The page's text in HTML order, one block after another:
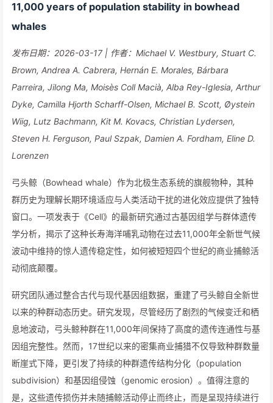
11,000 years of population stability in bowhead
whales
发布日期：2026-03-17 | 作者：Michael V. Westbury, Stuart C.
Brown, Andrea A. Cabrera, Hernán E. Morales, Bárbara
Parreira, Jilong Ma, Moisès Coll Macià, Alba Rey-Iglesia, Arthur
Dyke, Camilla Hjorth Scharff-Olsen, Michael B. Scott, Øystein
Wiig, Lutz Bachmann, Kit M. Kovacs, Christian Lydersen,
Steven H. Ferguson, Paul Szpak, Damien A. Fordham, Eline D.
Lorenzen
弓头鲸（Bowhead whale）作为北极生态系统的旗舰物种，其种
群历史为理解长期环境适应与人类活动干扰的进化效应提供了独特
窗口。一项发表于《Cell》的最新研究通过古基因组学与群体遗传
学分析，揭示了这种长寿海洋哺乳动物在过去11,000年全新世气候
波动中维持的惊人遗传稳定性，如何被短短四个世纪的商业捕鲸活
动彻底颠覆。
研究团队通过整合古代与现代基因组数据，重建了弓头鲸自全新世
以来的种群动态历史。研究发现，尽管经历了剧烈的气候变迁和栖
息地波动，弓头鲸种群在11,000年间保持了高度的遗传连通性与基
因组完整性。然而，17世纪以来的密集商业捕猎不仅导致种群数量
断崖式下降，更引发了持续的种群遗传结构分化（population
subdivision）和基因组侵蚀（genomic erosion）。值得注意的
是，这些遗传损伤并未随捕鲸活动停止而终止，而是呈现持续进行